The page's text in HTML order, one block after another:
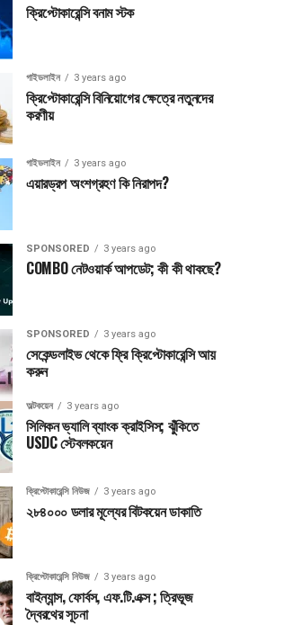
ক্রিপ্টোকারেন্সি বনাম স্টক
গাইডলাইন 3 years ago
ক্রিপ্টোকারেন্সি বিনিয়োগের ক্ষেত্রে নতুনদের
করণীয়
গাইডলাইন 3 years ago
এয়ারড্রপ অংশগ্রহণ কি নিরাপদ?
SPONSORED 3 years ago
COMBO নেটওয়ার্ক আপডেট; কী কী থাকছে?
SPONSORED 3 years ago
সেকেন্ডলাইভ থেকে ফ্রি ক্রিপ্টোকারেন্সি আয়
করুন
অল্টকয়েন 3 years ago
সিলিকন ভ্যালি ব্যাংক ক্রাইসিস; ঝুঁকিতে
USDC স্টেবলকয়েন
ক্রিপ্টোকারেন্সি নিউজ 3 years ago
২৮৪০০০ ডলার মূল্যের বিটকয়েন ডাকাতি
ক্রিপ্টোকারেন্সি নিউজ 3 years ago
বাইন্যান্স, ফোর্বস, এফ.টি.এক্স ; ত্রিভূজ
দ্বৈরথের সূচনা